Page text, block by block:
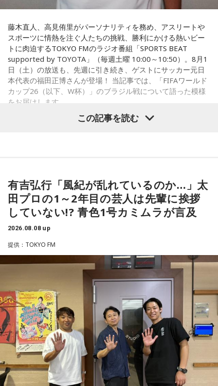
そうすると、対応された側がまた変えてくるんですよ、それ
度言えますけど、ピッチのなかで選手たちがそれを感じて、
対応していく能力を高めていくのがサッカーにおいて一番重
要なんです。
ブラジル戦のときも「守ろう」という気持ちはなくても、ブ
ラジルが1点負けていたときに、前に出てくるエネルギーって
すごいんです。それを食い止めたり、押し返したりするため
には、前半よりもエネルギーをもっと使わなきゃいけないけ
れども、ブラジルのものすごい勢いにのまれてしまった。た
だ、これは日本だけではなく、アルゼンチンと対戦したイン
それに対してまた変化をしてくるから。だから“個”の力を高め
て、時間をつくれる選手が重要になってくるということです
ね。
◆世界で戦うために必要な“個”の力
あの戦いができたというのは、選手層も相当厚くなったとい
福田：そうですね。選手層は厚くなっているし、森保監督の
「誰が出ても同じような戦いができる準備をしてきた」とい
う言葉がその通りであることを、グループステージで証明で
きていたと思います。でも、そこから上に行くためには、や
っぱり“個の力”が必要だったかなと感じています。
世界で見ても、日本だけでなく主力の選手がケガする国は
多々あって、それでも勝ち上がっていく力が必要なのがW杯
なんです。そういう意味では、確かに選手層は厚くなったけ
藤木直人、高見侑里がパーソナリティを務め、アスリートや
スポーツに情熱を注ぐ人たちの挑戦、勝利にかける熱いビー
トに肉迫するTOKYO FMのラジオ番組「SPORTS BEAT
supported by TOYOTA」（毎週土曜 10:00～10:50）。8月1
日（土）の放送も、先週に引き続き、ゲストにサッカー元日
本代表の福田正博さんが登場！ 当記事では、「FIFAワールド
カップ26（以下、W杯）」のブラジル戦について語った模様
をお届けします。
輝き、Jリーグ通算228試合出場93得点を挙げ、日本代表では
45試合出場で9ゴールを記録するなど活躍を見せ、1993年に
はW杯アジア地区最終予選にも出場しました。2002年に現役
を引退した後は、サッカー解説者としてメディアでの活動の
活かしながら幅広く活動しています。
◆福田正博がW杯ブラジル戦を総括
藤木：ブラジル戦で、前半は佐野海舟選手の素晴らしいイン
ターセプトからのゴールがありましたし、前半の終了間際に
は日本がボールを持つ時間もありました。しかし、後半に入
ってからブラジルが戦略を変えてきて、日本が一方的に押し
込まれてしまった。試合のなかで具体的な戦術が打ち出せな
かったと考えると、（選手のなかに）もう少し具体的な戦略
を示す人、ブレーンが必要なのかなと素人目には思ってしま
うのですが……。
福田：そういう見方も当然ありますし、それができれば一番
いいと思うのですが、森保監督は帰国後の会見で「戦術は後
この記事を読む
有吉弘行「風紀が乱れているのか…」太
田プロの1～2年目の芸人は先輩に挨拶
していない!? 青色1号カミムラが言及
2026.08.08 up
提供：TOKYO FM